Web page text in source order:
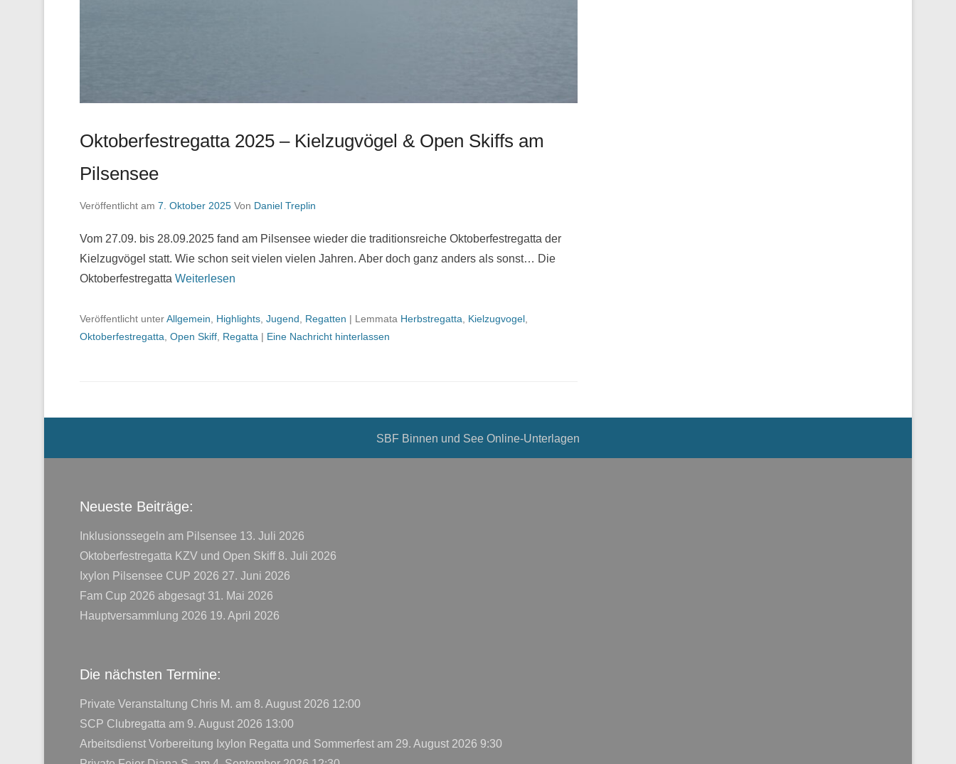
Oktoberfestregatta 2025 – Kielzugvögel & Open Skiffs am
Pilsensee
Veröffentlicht am 7. Oktober 2025 Von Daniel Treplin
Vom 27.09. bis 28.09.2025 fand am Pilsensee wieder die traditionsreiche Oktoberfestregatta der
Kielzugvögel statt. Wie schon seit vielen vielen Jahren. Aber doch ganz anders als sonst… Die
Oktoberfestregatta Weiterlesen
Veröffentlicht unterAllgemein Highlights Jugend Regatten | Lemmata Herbstregatta Kielzugvogel
Oktoberfestregatta Open Skiff Regatta | Eine Nachricht hinterlassen
SBF Binnen und See Online-Unterlagen
Neueste Beiträge:
Inklusionssegeln am Pilsensee 13. Juli 2026
Oktoberfestregatta KZV und Open Skiff 8. Juli 2026
Ixylon Pilsensee CUP 2026 27. Juni 2026
Fam Cup 2026 abgesagt 31. Mai 2026
Hauptversammlung 2026 19. April 2026
Die nächsten Termine:
Private Veranstaltung Chris M. am 8. August 2026 12:00
SCP Clubregatta am 9. August 2026 13:00
Arbeitsdienst Vorbereitung Ixylon Regatta und Sommerfest am 29. August 2026 9:30